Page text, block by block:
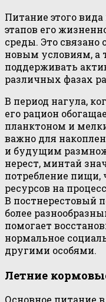
Питание этого
этапов его
среды. Это связано
новым условиям, а
поддерживать
различных фазах
В период нагула,
его рацион
планктоном и
важно для
и будущим
нерест, минтай
потребление пищи,
ресурсов на
В постнерестовый
более
помогает
нормальное
другими особями.
Летние